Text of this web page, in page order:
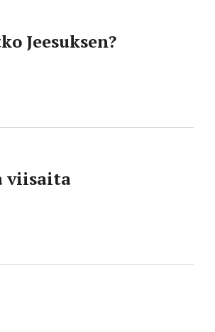
Jeesuksen?
viisaita